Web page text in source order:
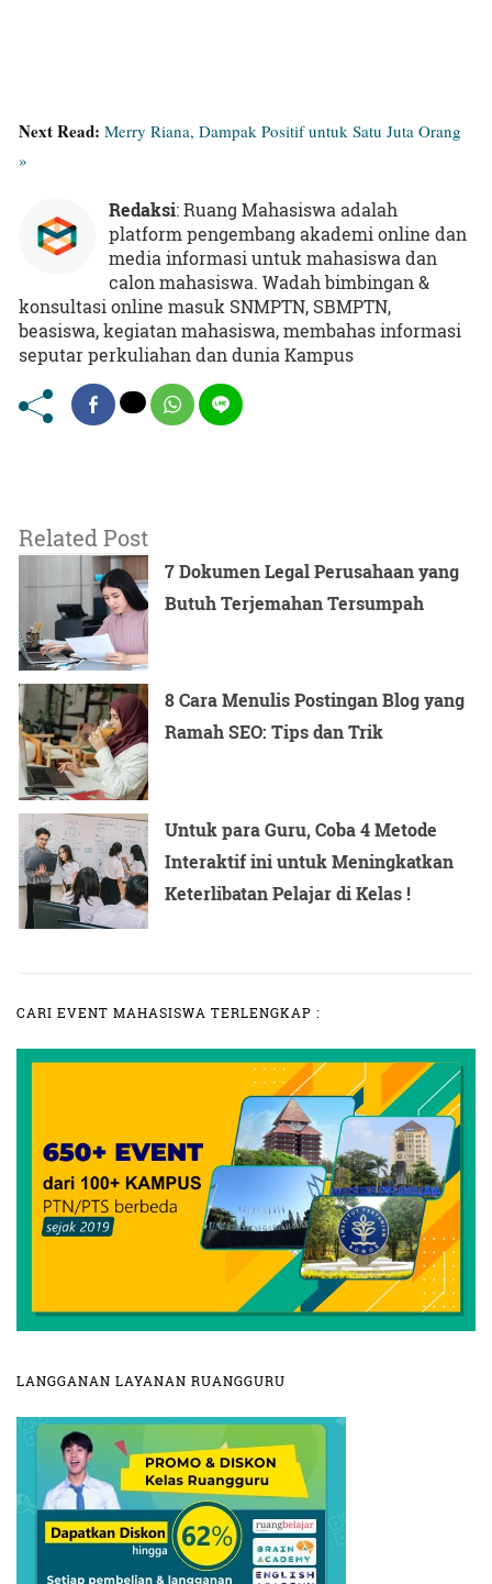
Next Read: Merry Riana, Dampak Positif untuk Satu Juta Orang
»
Redaksi: Ruang Mahasiswa adalah
platform pengembang akademi online dan
media informasi untuk mahasiswa dan
calon mahasiswa. Wadah bimbingan &
konsultasi online masuk SNMPTN, SBMPTN,
beasiswa, kegiatan mahasiswa, membahas informasi
seputar perkuliahan dan dunia Kampus
Related Post
7 Dokumen Legal Perusahaan yang
Butuh Terjemahan Tersumpah
8 Cara Menulis Postingan Blog yang
Ramah SEO: Tips dan Trik
Untuk para Guru, Coba 4 Metode
Interaktif ini untuk Meningkatkan
Keterlibatan Pelajar di Kelas !
CARI EVENT MAHASISWA TERLENGKAP :
LANGGANAN LAYANAN RUANGGURU